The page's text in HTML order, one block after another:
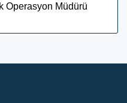
Operasyon Müdürü